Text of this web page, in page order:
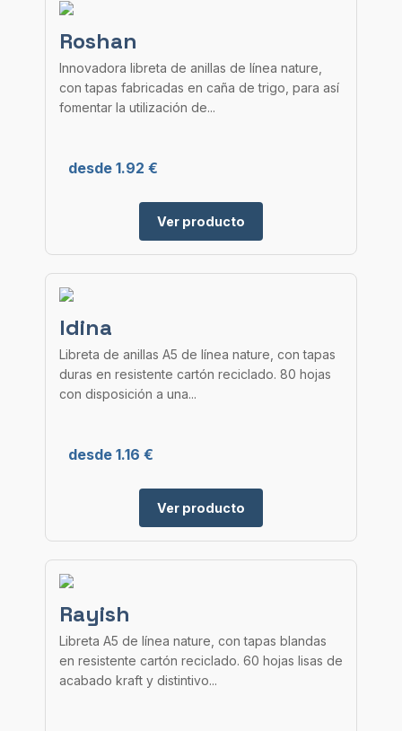
Roshan
Innovadora libreta de anillas de línea nature,
con tapas fabricadas en caña de trigo, para así
fomentar la utilización de...
desde 1.92 €
Ver producto
Idina
Libreta de anillas A5 de línea nature, con tapas
duras en resistente cartón reciclado. 80 hojas
con disposición a una...
desde 1.16 €
Ver producto
Rayish
Libreta A5 de línea nature, con tapas blandas
en resistente cartón reciclado. 60 hojas lisas de
acabado kraft y distintivo...